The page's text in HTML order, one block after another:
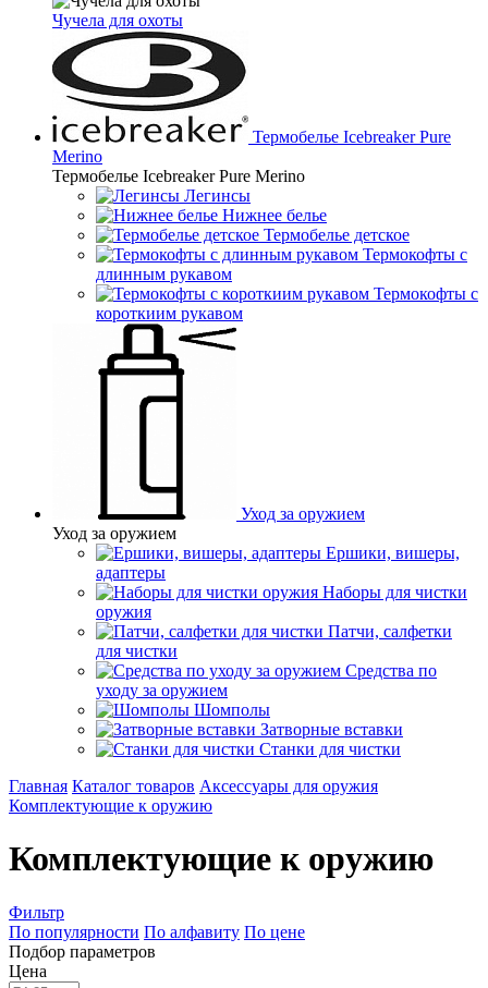
Чучела для охоты
Термобелье Icebreaker Pure
Merino
Термобелье Icebreaker Pure Merino
Легинсы
Нижнее белье
Термобелье детское
Термокофты с
длинным рукавом
Термокофты с
короткиим рукавом
Уход за оружием
Уход за оружием
Ершики, вишеры,
адаптеры
Наборы для чистки
оружия
Патчи, салфетки
для чистки
Средства по
уходу за оружием
Шомполы
Затворные вставки
Станки для чистки
Главная Каталог товаров Аксессуары для оружия
Комплектующие к оружию
Комплектующие к оружию
Фильтр
По популярности По алфавиту По цене
Подбор параметров
Цена